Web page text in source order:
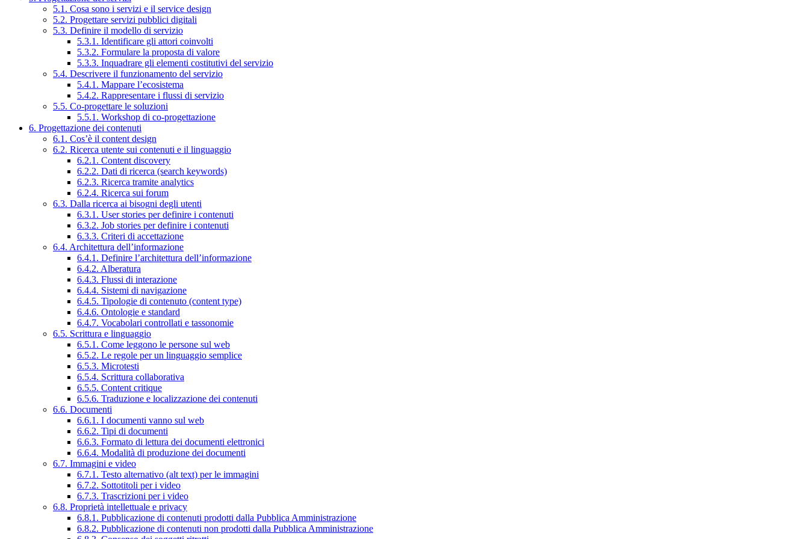
5.1. Cosa sono i servizi e il service design
5.2. Progettare servizi pubblici digitali
5.3. Definire il modello di servizio
5.3.1. Identificare gli attori coinvolti
5.3.2. Formulare la proposta di valore
5.3.3. Inquadrare gli elementi costitutivi del servizio
5.4. Descrivere il funzionamento del servizio
5.4.1. Mappare l’ecosistema
5.4.2. Rappresentare i flussi di servizio
5.5. Co-progettare le soluzioni
5.5.1. Workshop di co-progettazione
6. Progettazione dei contenuti
6.1. Cos’è il content design
6.2. Ricerca utente sui contenuti e il linguaggio
6.2.1. Content discovery
6.2.2. Dati di ricerca (search keywords)
6.2.3. Ricerca tramite analytics
6.2.4. Ricerca sui forum
6.3. Dalla ricerca ai bisogni degli utenti
6.3.1. User stories per definire i contenuti
6.3.2. Job stories per definire i contenuti
6.3.3. Criteri di accettazione
6.4. Architettura dell’informazione
6.4.1. Definire l’architettura dell’informazione
6.4.2. Alberatura
6.4.3. Flussi di interazione
6.4.4. Sistemi di navigazione
6.4.5. Tipologie di contenuto (content type)
6.4.6. Ontologie e standard
6.4.7. Vocabolari controllati e tassonomie
6.5. Scrittura e linguaggio
6.5.1. Come leggono le persone sul web
6.5.2. Le regole per un linguaggio semplice
6.5.3. Microtesti
6.5.4. Scrittura collaborativa
6.5.5. Content critique
6.5.6. Traduzione e localizzazione dei contenuti
6.6. Documenti
6.6.1. I documenti vanno sul web
6.6.2. Tipi di documenti
6.6.3. Formato di lettura dei documenti elettronici
6.6.4. Modalità di produzione dei documenti
6.7. Immagini e video
6.7.1. Testo alternativo (alt text) per le immagini
6.7.2. Sottotitoli per i video
6.7.3. Trascrizioni per i video
6.8. Proprietà intellettuale e privacy
6.8.1. Pubblicazione di contenuti prodotti dalla Pubblica Amministrazione
6.8.2. Pubblicazione di contenuti non prodotti dalla Pubblica Amministrazione